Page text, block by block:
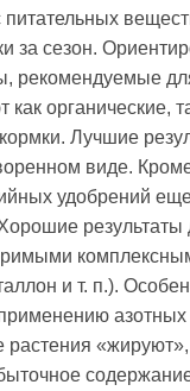
за сезон.
рекомендуемые
органические,
Лучшие
виде.
удобрений
результаты
и т. п.).
растения